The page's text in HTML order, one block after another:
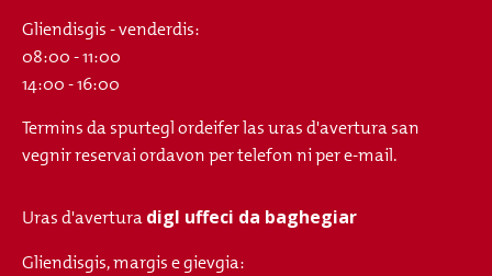
Gliendisgis - venderdis:
08:00 - 11:00
14:00 - 16:00
Termins da spurtegl ordeifer las uras d'avertura san
vegnir reservai ordavon per telefon ni per e-mail.
Uras d'averturadigl uffeci da baghegiar
Gliendisgis, margis e gievgia: